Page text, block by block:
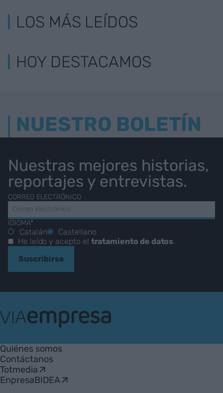
LOS MÁS LEÍDOS
HOY DESTACAMOS
NUESTRO BOLETÍN
Nuestras mejores historias,
reportajes y entrevistas.
CORREO ELECTRÓNICO
IDIOMA*
Catalán
Castellano
He leído y acepto el tratamiento de datos
Suscribirse
Empresa
Quiénes somos
Contáctanos
Totmedia
EnpresaBIDEA